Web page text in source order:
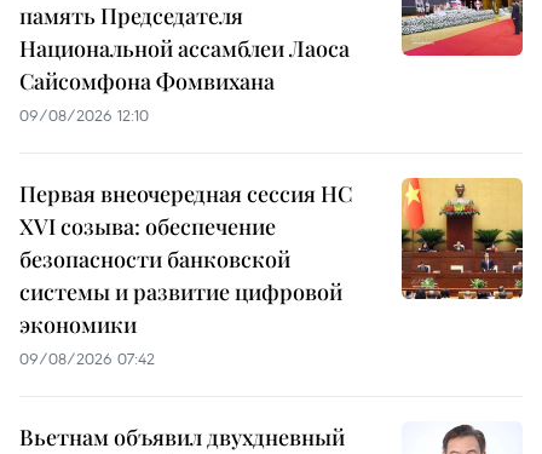
память Председателя
Национальной ассамблеи Лаоса
Сайсомфона Фомвихана
09/08/2026 12:10
Первая внеочередная сессия НС
XVI созыва: обеспечение
безопасности банковской
системы и развитие цифровой
экономики
09/08/2026 07:42
Вьетнам объявил двухдневный